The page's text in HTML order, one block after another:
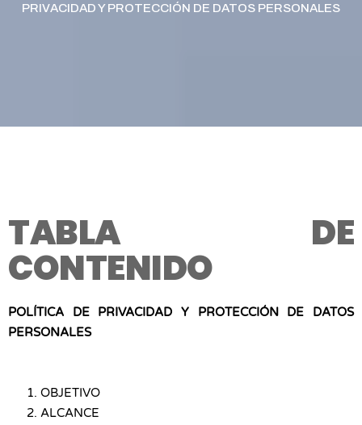
PRIVACIDAD Y PROTECCIÓN DE DATOS PERSONALES
TABLA DE
CONTENIDO
POLÍTICA DE PRIVACIDAD Y PROTECCIÓN DE DATOS
PERSONALES
OBJETIVO
ALCANCE